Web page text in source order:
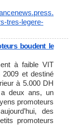
tres-legere-
boudent le
à faible VIT
2009 et destiné
à 5.000 DH
deux ans, un
promoteurs
des
promoteurs